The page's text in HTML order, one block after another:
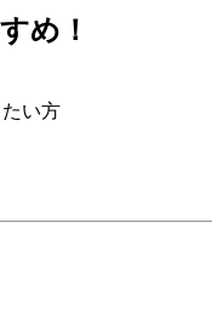
め！
い方